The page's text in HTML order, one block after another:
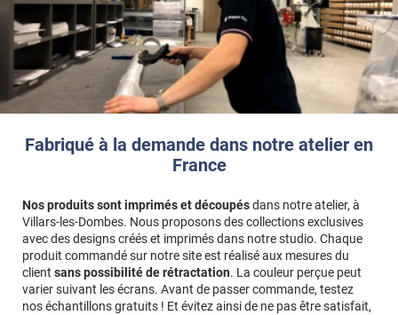
Fabriqué à la demande dans notre atelier en
France
Nos produits sont imprimés et découpésdans notre atelier, à
Villars-les-Dombes. Nous proposons des collections exclusives
avec des designs créés et imprimés dans notre studio. Chaque
produit commandé sur notre site est réalisé aux mesures du
client sans possibilité de rétractation. La couleur perçue peut
varier suivant les écrans. Avant de passer commande, testez
nos échantillons gratuits ! Et évitez ainsi de ne pas être satisfait,
Les portes et poignées de portes
Les tables et bureaux
Les comptoirs d’accueil
Les écrans tactiles de téléphone
Les barres dans les transports en commun
Les rampes d’escaliers
Etanche, ce film ne craint pas l’humidité.
Comment l’appliquer ?
Ce film adhésif se pose facilement sur tous types de supports,
grâce à satechnologie air flowen colle structurée.